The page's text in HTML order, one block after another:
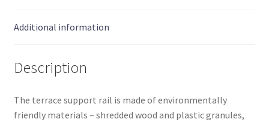
Additional information
Description
The terrace support rail is made of environmentally
friendly materials – shredded wood and plastic granules,